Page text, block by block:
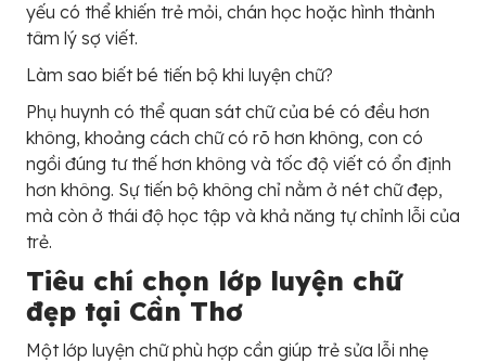
yếu có thể khiến trẻ mỏi, chán học hoặc hình thành
tâm lý sợ viết.
Làm sao biết bé tiến bộ khi luyện chữ?
Phụ huynh có thể quan sát chữ của bé có đều hơn
không, khoảng cách chữ có rõ hơn không, con có
ngồi đúng tư thế hơn không và tốc độ viết có ổn định
hơn không. Sự tiến bộ không chỉ nằm ở nét chữ đẹp,
mà còn ở thái độ học tập và khả năng tự chỉnh lỗi của
trẻ.
Tiêu chí chọn lớp luyện chữ
đẹp tại Cần Thơ
Một lớp luyện chữ phù hợp cần giúp trẻ sửa lỗi nhẹ